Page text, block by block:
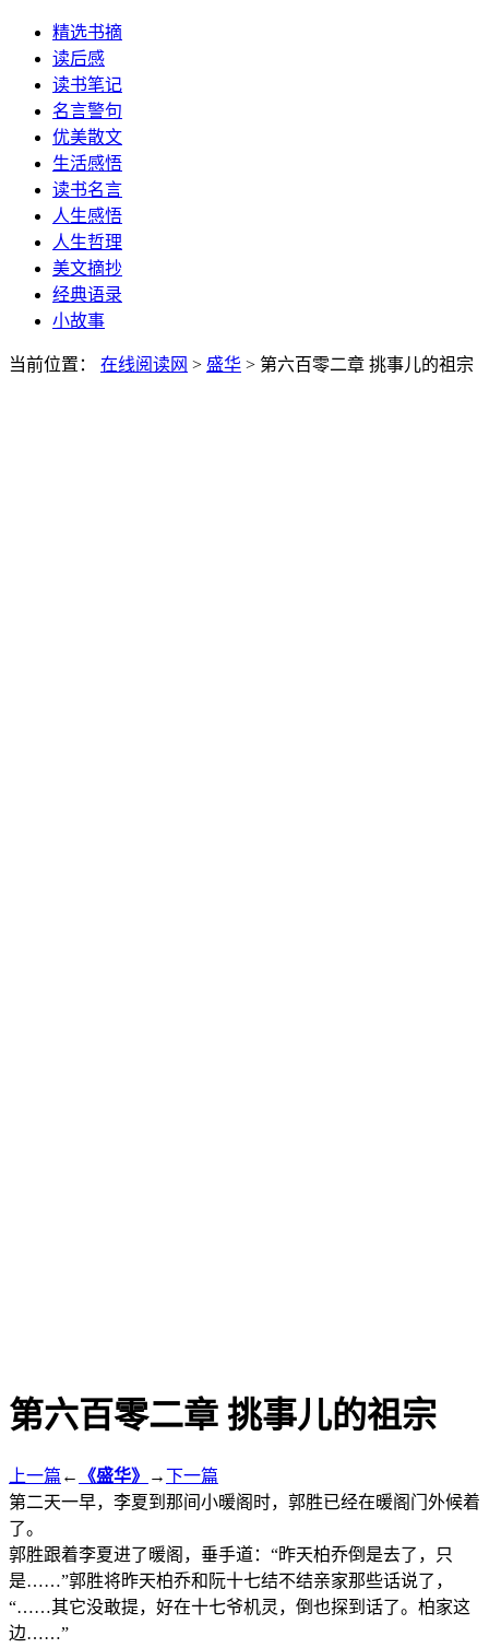
精选书摘
读后感
读书笔记
名言警句
优美散文
生活感悟
读书名言
人生感悟
人生哲理
美文摘抄
经典语录
小故事
当前位置： 在线阅读网 > 盛华 > 第六百零二章 挑事儿的祖宗
第六百零二章 挑事儿的祖宗
上一篇 ← 《盛华》 →下一篇
第二天一早，李夏到那间小暖阁时，郭胜已经在暖阁门外候着
了。
郭胜跟着李夏进了暖阁，垂手道：“昨天柏乔倒是去了，只
是……”郭胜将昨天柏乔和阮十七结不结亲家那些话说了，
“……其它没敢提，好在十七爷机灵，倒也探到话了。柏家这
边……”